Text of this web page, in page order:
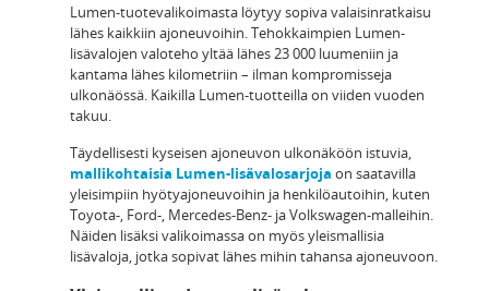
Lumen-tuotevalikoimasta löytyy sopiva valaisinratkaisu
lähes kaikkiin ajoneuvoihin. Tehokkaimpien Lumen-
lisävalojen valoteho yltää lähes 23 000 luumeniin ja
kantama lähes kilometriin – ilman kompromisseja
ulkonäössä. Kaikilla Lumen-tuotteilla on viiden vuoden
takuu.
Täydellisesti kyseisen ajoneuvon ulkonäköön istuvia,
mallikohtaisia Lumen-lisävalosarjoja on saatavilla
yleisimpiin hyötyajoneuvoihin ja henkilöautoihin, kuten
Toyota-, Ford-, Mercedes-Benz- ja Volkswagen-malleihin.
Näiden lisäksi valikoimassa on myös yleismallisia
lisävaloja, jotka sopivat lähes mihin tahansa ajoneuvoon.